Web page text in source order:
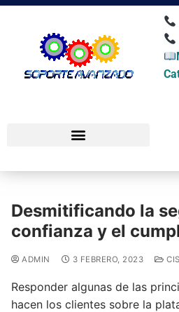
Desmitificando la
confianza y el
ADMIN 3 FEBRERO, 2023
Responder algunas de las
hacen los clientes sobre la